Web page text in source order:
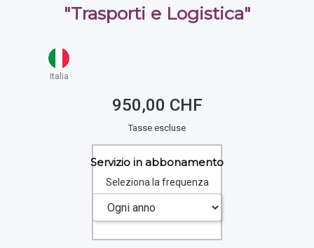
"Trasporti e Logistica"
Italia
950,00 CHF
Tasse escluse
Servizio in abbonamento
Seleziona la frequenza